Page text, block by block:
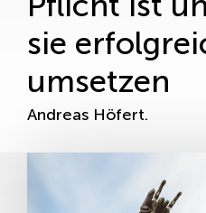
sie
umsetzen
Andreas Höfert.